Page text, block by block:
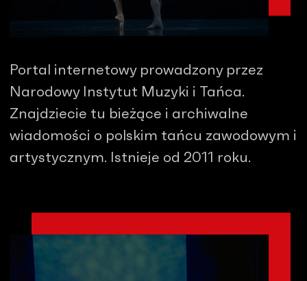
Portal internetowy prowadzony przez
Narodowy Instytut Muzyki i Tańca.
Znajdziecie tu bieżące i archiwalne
wiadomości o polskim tańcu zawodowym i
artystycznym. Istnieje od 2011 roku.